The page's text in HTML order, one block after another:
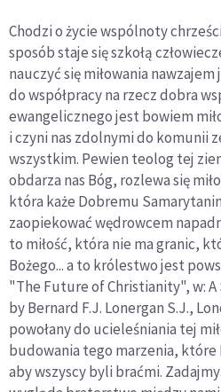
Chodzi o życie wspólnoty
sposób staje się szkołą
nauczyć się miłowania
do współpracy na rzecz dobra
ewangelicznego jest bowiem
i czyni nas zdolnymi do komunii
wszystkim. Pewien teolog tej
obdarza nas Bóg, rozlewa się
która każe Dobremu
zaopiekować wędrowcem
to miłość, która nie ma granic,
Bożego... a to królestwo jest
"The Future of Christianity", w:
by Bernard F.J. Lonergan S.J.,
powołany do ucieleśniania tej
budowania tego marzenia, które
aby wszyscy byli braćmi.